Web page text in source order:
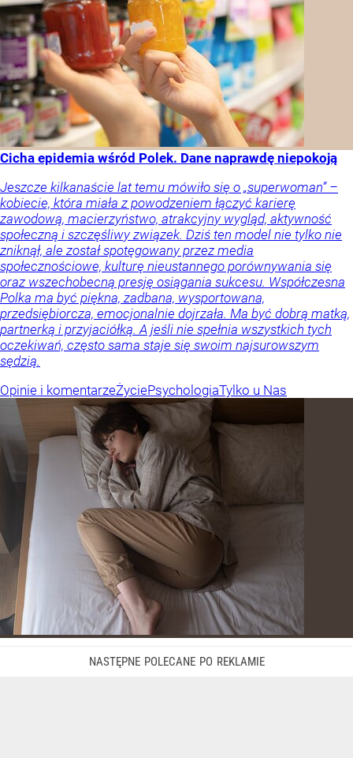
Cicha epidemia wśród Polek. Dane naprawdę niepokoją
Jeszcze kilkanaście lat temu mówiło się o „superwoman” –
kobiecie, która miała z powodzeniem łączyć karierę
zawodową, macierzyństwo, atrakcyjny wygląd, aktywność
społeczną i szczęśliwy związek. Dziś ten model nie tylko nie
zniknął, ale został spotęgowany przez media
społecznościowe, kulturę nieustannego porównywania się
oraz wszechobecną presję osiągania sukcesu. Współczesna
Polka ma być piękna, zadbana, wysportowana,
przedsiębiorcza, emocjonalnie dojrzała. Ma być dobrą matką,
partnerką i przyjaciółką. A jeśli nie spełnia wszystkich tych
oczekiwań, często sama staje się swoim najsurowszym
sędzią.
Opinie i komentarzeŻyciePsychologiaTylko u Nas